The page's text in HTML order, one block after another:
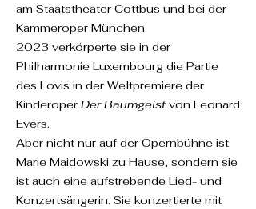
am Staatstheater Cottbus und bei der
Kammeroper München.
2023 verkörperte sie in der
Philharmonie Luxembourg die Partie
des Lovis in der Weltpremiere der
Kinderoper Der Baumgeist von Leonard
Evers.
Aber nicht nur auf der Opernbühne ist
Marie Maidowski zu Hause, sondern sie
ist auch eine aufstrebende Lied- und
Konzertsängerin. Sie konzertierte mit